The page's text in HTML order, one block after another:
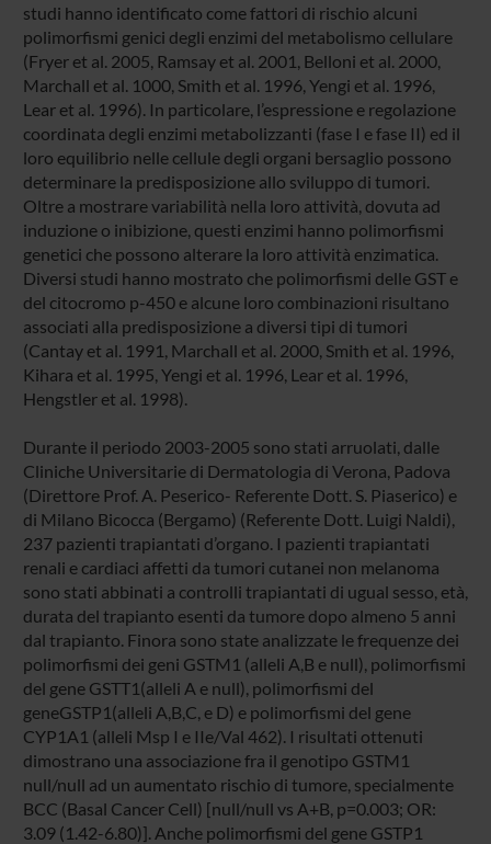
studi hanno identificato come fattori di rischio alcuni
polimorfismi genici degli enzimi del metabolismo cellulare
(Fryer et al. 2005, Ramsay et al. 2001, Belloni et al. 2000,
Marchall et al. 1000, Smith et al. 1996, Yengi et al. 1996,
Lear et al. 1996). In particolare, l’espressione e regolazione
coordinata degli enzimi metabolizzanti (fase I e fase II) ed il
loro equilibrio nelle cellule degli organi bersaglio possono
determinare la predisposizione allo sviluppo di tumori.
Oltre a mostrare variabilità nella loro attività, dovuta ad
induzione o inibizione, questi enzimi hanno polimorfismi
genetici che possono alterare la loro attività enzimatica.
Diversi studi hanno mostrato che polimorfismi delle GST e
del citocromo p-450 e alcune loro combinazioni risultano
associati alla predisposizione a diversi tipi di tumori
(Cantay et al. 1991, Marchall et al. 2000, Smith et al. 1996,
Kihara et al. 1995, Yengi et al. 1996, Lear et al. 1996,
Hengstler et al. 1998).
Durante il periodo 2003-2005 sono stati arruolati, dalle
Cliniche Universitarie di Dermatologia di Verona, Padova
(Direttore Prof. A. Peserico- Referente Dott. S. Piaserico) e
di Milano Bicocca (Bergamo) (Referente Dott. Luigi Naldi),
237 pazienti trapiantati d’organo. I pazienti trapiantati
renali e cardiaci affetti da tumori cutanei non melanoma
sono stati abbinati a controlli trapiantati di ugual sesso, età,
durata del trapianto esenti da tumore dopo almeno 5 anni
dal trapianto. Finora sono state analizzate le frequenze dei
polimorfismi dei geni GSTM1 (alleli A,B e null), polimorfismi
del gene GSTT1(alleli A e null), polimorfismi del
geneGSTP1(alleli A,B,C, e D) e polimorfismi del gene
CYP1A1 (alleli Msp I e IIe/Val 462). I risultati ottenuti
dimostrano una associazione fra il genotipo GSTM1
null/null ad un aumentato rischio di tumore, specialmente
BCC (Basal Cancer Cell) [null/null vs A+B, p=0.003; OR:
3.09 (1.42-6.80)]. Anche polimorfismi del gene GSTP1